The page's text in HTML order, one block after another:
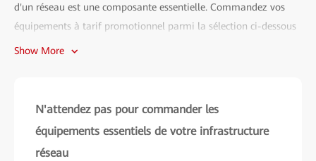
d'un réseau est une composante essentielle. Commandez vos
équipements à tarif promotionnel parmi la sélection ci-dessous
avant le 31 Décembre 2022, et vous recevrez votre commande
Promotion applicable aux modèles suivants :EG8010Hv6,
EG8145v5, EG8145x6, EG8147x6
Disponible pour les pays suivants :
Show More
N'attendez pas pour commander les
équipements essentiels de votre infrastructure
réseau